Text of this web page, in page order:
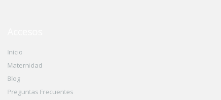
Inicio
Maternidad
Blog
Preguntas Frecuentes